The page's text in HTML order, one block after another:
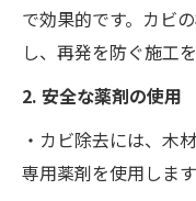
で効果的です。カビ
し、再発を防ぐ施工を
2. 安全な薬剤の使用
・カビ除去には、木
専用薬剤を使用します